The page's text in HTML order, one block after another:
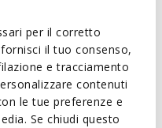
per il corretto
il tuo consenso,
e tracciamento
contenuti
le tue preferenze e
Se chiudi questo
W: 15 cm